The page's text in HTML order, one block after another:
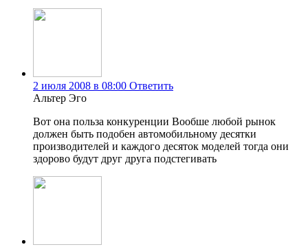
2 июля 2008 в 08:00 Ответить
Альтер Эго
Вот она польза конкуренции Вообше любой рынок
должен быть подобен автомобильному десятки
производителей и каждого десяток моделей тогда они
здорово будут друг друга подстегивать